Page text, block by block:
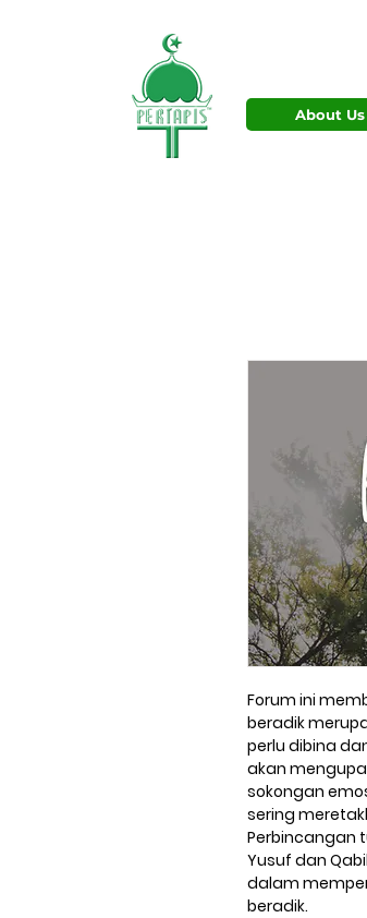
About Us
Forum ini
beradik
perlu dibina
akan
sokongan
sering
Perbincangan
Yusuf dan
dalam
beradik.